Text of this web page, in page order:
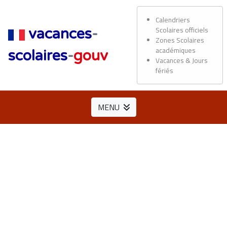
vacances-
scolaires-gouv
Calendriers
Scolaires officiels
Zones Scolaires
académiques
Vacances & Jours
fériés
MENU